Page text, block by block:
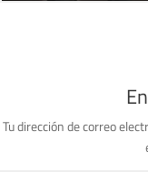
Tu dirección de correo